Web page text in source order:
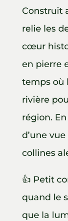
Construit
relie les
cœur
en pierre
temps où
rivière
région.
d’une
collines
👍 Petit
quand le
que la